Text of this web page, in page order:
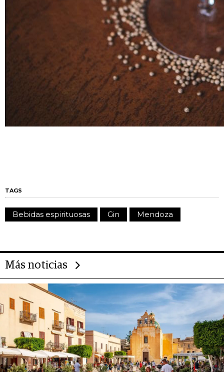
TAGS
Bebidas espirituosas Gin Mendoza
Más noticias